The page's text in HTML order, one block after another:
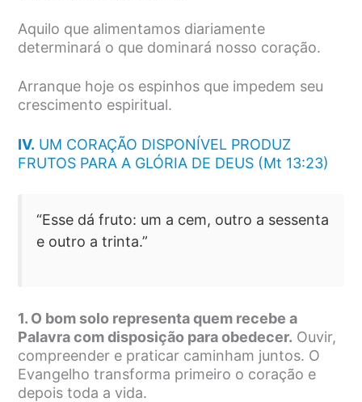
Aquilo que alimentamos diariamente
determinará o que dominará nosso coração.
Arranque hoje os espinhos que impedem seu
crescimento espiritual.
IV. UM CORAÇÃO DISPONÍVEL PRODUZ
FRUTOS PARA A GLÓRIA DE DEUS (Mt 13:23)
“Esse dá fruto: um a cem, outro a sessenta
e outro a trinta.”
1. O bom solo representa quem recebe a
Palavra com disposição para obedecer. Ouvir,
compreender e praticar caminham juntos. O
Evangelho transforma primeiro o coração e
depois toda a vida.